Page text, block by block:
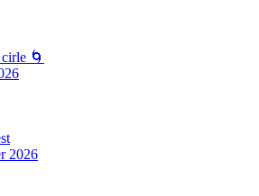
🌀
2026